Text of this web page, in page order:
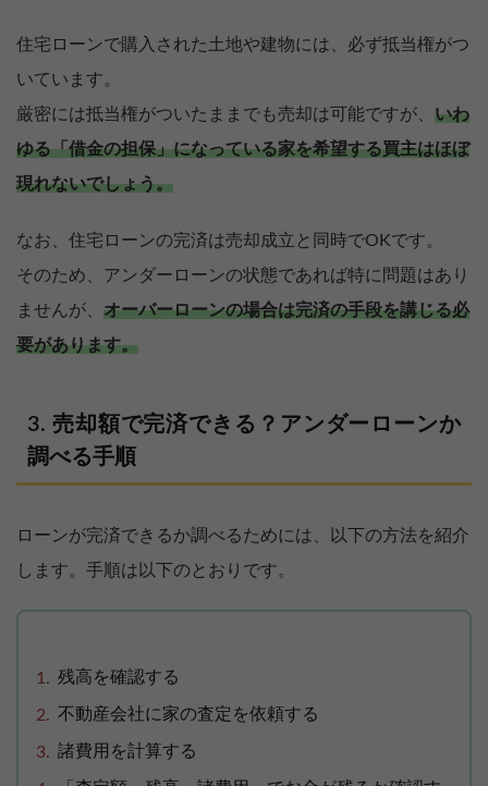
住宅ローンで購入された土地や建物には、必ず抵当権がつ
いています。
厳密には抵当権がついたままでも売却は可能ですが、 いわ
ゆる「借金の担保」になっている家を希望する買主はほぼ
現れないでしょう。
なお、住宅ローンの完済は売却成立と同時でOKです。
そのため、アンダーローンの状態であれば特に問題はあり
ませんが、 オーバーローンの場合は完済の手段を講じる必
要があります。
売却額で完済できる？アンダーローンか
調べる手順
ローンが完済できるか調べるためには、以下の方法を紹介
します。手順は以下のとおりです。
残高を確認する
不動産会社に家の査定を依頼する
諸費用を計算する